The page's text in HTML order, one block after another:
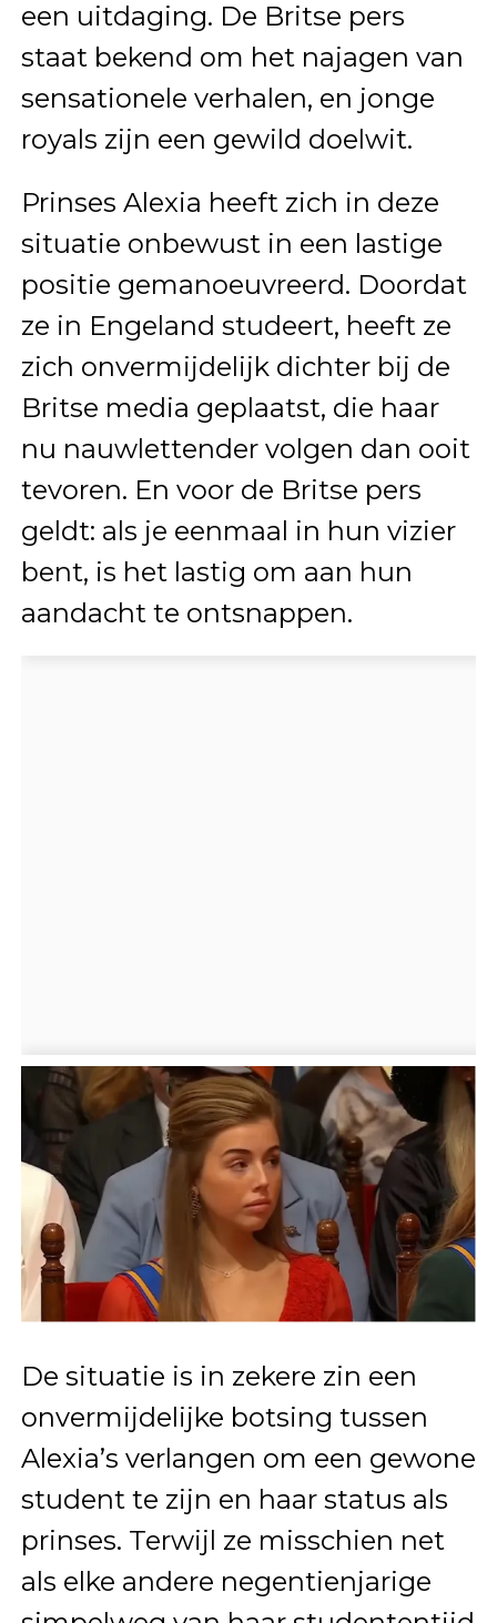
een uitdaging. De Britse pers
staat bekend om het najagen van
sensationele verhalen, en jonge
royals zijn een gewild doelwit.
Prinses Alexia heeft zich in deze
situatie onbewust in een lastige
positie gemanoeuvreerd. Doordat
ze in Engeland studeert, heeft ze
zich onvermijdelijk dichter bij de
Britse media geplaatst, die haar
nu nauwlettender volgen dan ooit
tevoren. En voor de Britse pers
geldt: als je eenmaal in hun vizier
bent, is het lastig om aan hun
aandacht te ontsnappen.
De situatie is in zekere zin een
onvermijdelijke botsing tussen
Alexia’s verlangen om een gewone
student te zijn en haar status als
prinses. Terwijl ze misschien net
als elke andere negentienjarige